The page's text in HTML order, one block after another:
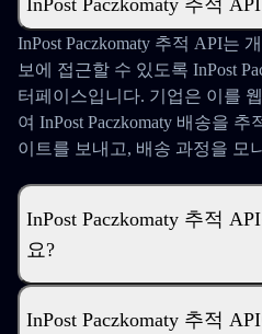
InPost Paczkomaty 추적
InPost Paczkomaty 추적 API는
보에 접근할 수 있도록 InPost
터페이스입니다. 기업은 이를
여 InPost Paczkomaty 배송을
이트를 보내고, 배송 과정을 모
InPost Paczkomaty 추적
요?
InPost Paczkomaty 추적